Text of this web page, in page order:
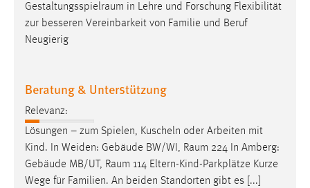
Gestaltungsspielraum in Lehre und Forschung Flexibilität
zur besseren Vereinbarkeit von Familie und Beruf
Neugierig
Beratung & Unterstützung
Relevanz:
Lösungen – zum Spielen, Kuscheln oder Arbeiten mit
Kind. In Weiden: Gebäude BW/WI, Raum 224 In Amberg:
Gebäude MB/UT, Raum 114 Eltern-Kind-Parkplätze Kurze
Wege für Familien. An beiden Standorten gibt es [...]